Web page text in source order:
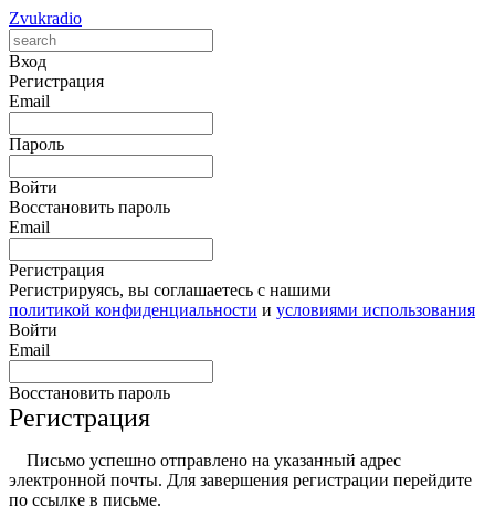
Zvukradio
Вход
Регистрация
Email
Пароль
Войти
Восстановить пароль
Email
Регистрация
Регистрируясь, вы соглашаетесь с нашими
политикой конфиденциальности и условиями использования
Войти
Email
Восстановить пароль
Регистрация
Письмо успешно отправлено на указанный адрес
электронной почты. Для завершения регистрации перейдите
по ссылке в письме.